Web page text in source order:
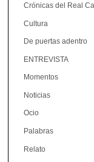
Crónicas del Real
Cultura
De puertas adentro
ENTREVISTA
Momentos
Noticias
Ocio
Palabras
Relato